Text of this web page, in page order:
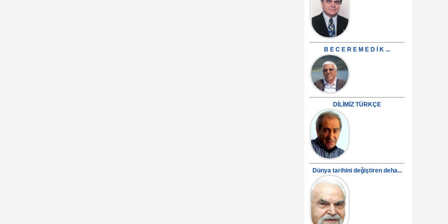
B E C E R E M E D İ K ...
DİLİMİZ TÜRKÇE
Dünya tarihini değiştiren deha...